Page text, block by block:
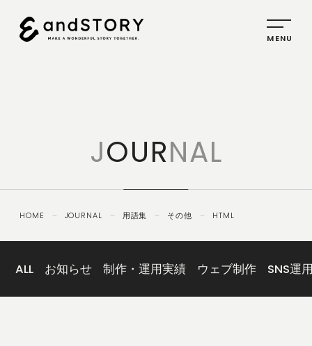
SERVICE
PLANNING
CREATIVE
IDENTITY
ABOUT
US
COMPANY
JOURNAL
HOME － JOURNAL － 用語集 － その他 － HTML
ALL お知らせ 制作・運用実績 ウェブ制作 SNS運